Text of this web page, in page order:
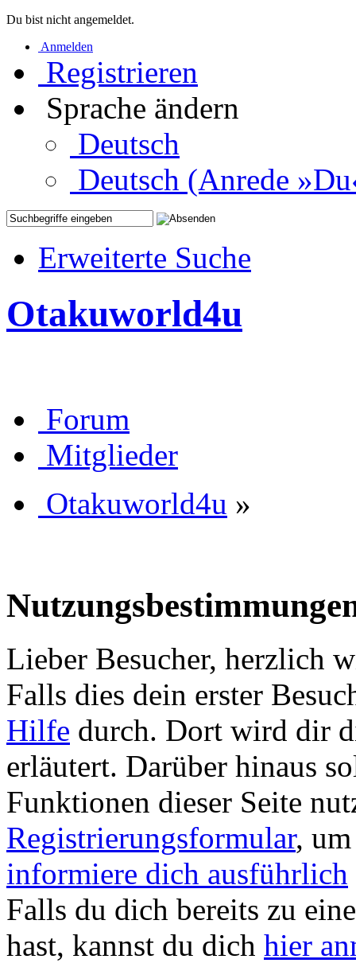
Du bist nicht angemeldet.
Anmelden
Registrieren
Sprache ändern
Deutsch
Deutsch (Anrede
Erweiterte Suche
Otakuworld4u
Forum
Mitglieder
Otakuworld4u »
Lieber Besucher, herzlich
Falls dies dein erster
Hilfe durch. Dort wird dir
erläutert. Darüber hinaus
Funktionen dieser Seite
Registrierungsformular,
informiere dich ausführlich
Falls du dich bereits zu
hast, kannst du dich hier